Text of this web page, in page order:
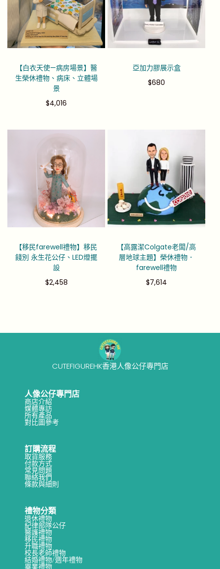
【白衣天使—病房場景】醫
生榮休禮物、病床、立體場
景
$4,016
亞加力膠展示盒
$680
【移民farewell禮物】移民
餞別 永生花公仔、LED燈擺
設
$2,458
【高露潔Colgate老闆/高
層地球主題】榮休禮物．
farewell禮物
$7,614
CUTEFIGUREHK香港人像公仔專門店
人像公仔專門店
商店介紹
媒體專訪
所有產品
對比圖參考
訂購流程
取貨服務
付款方式
常見問題
聯絡我們
條款與細則
禮物分類
退休禮物
紀律部隊公仔
醫護禮物
移民禮物
升職禮物
校長老師禮物
結婚禮物/週年禮物
畢業禮物